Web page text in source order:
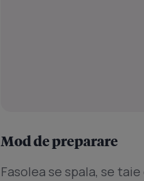
Mod de preparare
Fasolea se spala, se